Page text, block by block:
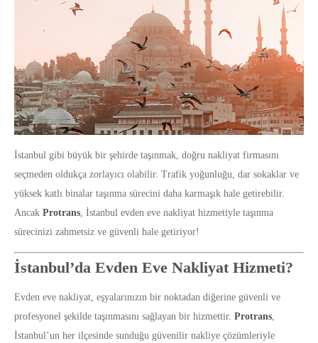
İstanbul gibi büyük bir şehirde taşınmak, doğru nakliyat firmasını
seçmeden oldukça zorlayıcı olabilir. Trafik yoğunluğu, dar sokaklar ve
yüksek katlı binalar taşınma sürecini daha karmaşık hale getirebilir.
Ancak Protrans , İstanbul evden eve nakliyat hizmetiyle taşınma
sürecinizi zahmetsiz ve güvenli hale getiriyor!
İstanbul’da Evden Eve Nakliyat Hizmeti?
Evden eve nakliyat, eşyalarınızın bir noktadan diğerine güvenli ve
profesyonel şekilde taşınmasını sağlayan bir hizmettir. Protrans,
İstanbul’un her ilçesinde sunduğu güvenilir nakliye çözümleriyle